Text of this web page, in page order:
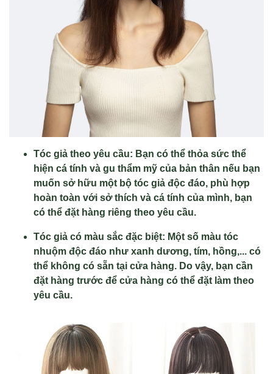
Tóc giả theo yêu cầu: Bạn có thể thỏa sức thể
hiện cá tính và gu thẩm mỹ của bản thân nếu bạn
muốn sở hữu một bộ tóc giả độc đáo, phù hợp
hoàn toàn với sở thích và cá tính của mình, bạn
có thể đặt hàng riêng theo yêu cầu.
Tóc giả có màu sắc đặc biệt: Một số màu tóc
nhuộm độc đáo như xanh dương, tím, hồng,... có
thể không có sẵn tại cửa hàng. Do vậy, bạn cần
đặt hàng trước để cửa hàng có thể đặt làm theo
yêu cầu.